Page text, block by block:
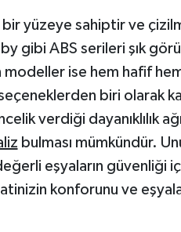
yüzeye sahiptir ve
gibi ABS serileri şık
modeller ise hem hafif
biri olarak
verdiği dayanıklılık
bulması mümkündür.
eşyaların güvenliği
konforunu ve